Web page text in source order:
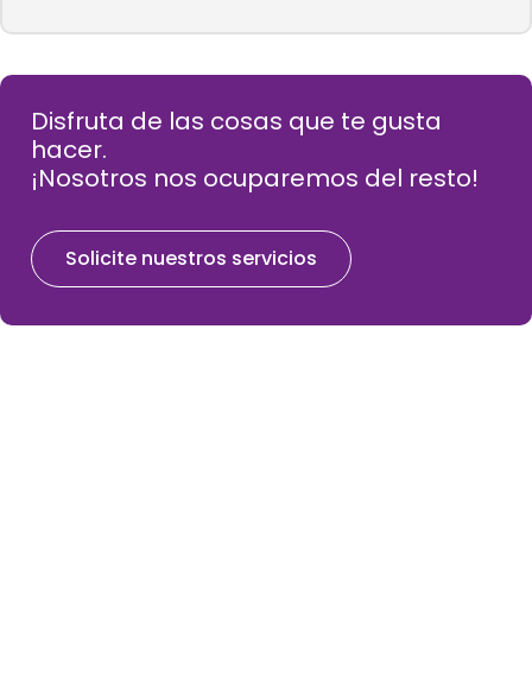
Disfruta de las cosas que te gusta
hacer.
¡Nosotros nos ocuparemos del resto!
Solicite nuestros servicios